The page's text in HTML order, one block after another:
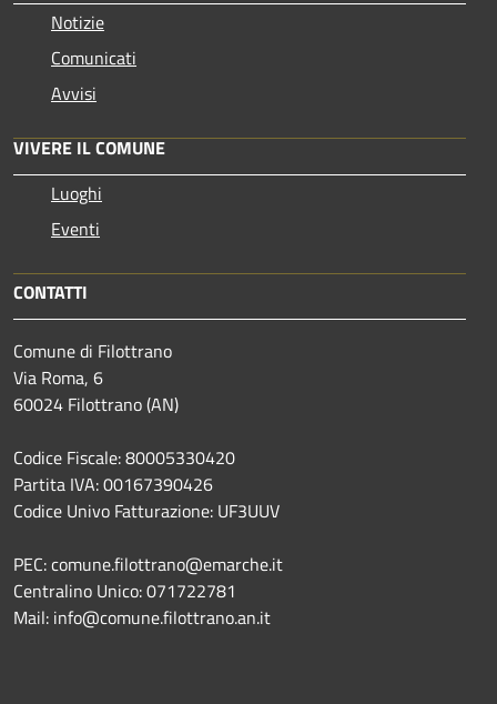
Notizie
Comunicati
Avvisi
VIVERE IL COMUNE
Luoghi
Eventi
CONTATTI
Comune di Filottrano
Via Roma, 6
60024 Filottrano (AN)
Codice Fiscale: 80005330420
Partita IVA: 00167390426
Codice Univo Fatturazione: UF3UUV
PEC: comune.filottrano@emarche.it
Centralino Unico: 071722781
Mail: info@comune.filottrano.an.it